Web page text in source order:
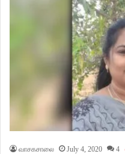
வாசகசாலை July 4, 2020 4